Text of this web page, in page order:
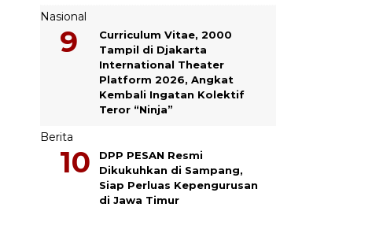
Nasional
Curriculum Vitae, 2000
Tampil di Djakarta
International Theater
Platform 2026, Angkat
Kembali Ingatan Kolektif
Teror “Ninja”
Berita
DPP PESAN Resmi
Dikukuhkan di Sampang,
Siap Perluas Kepengurusan
di Jawa Timur